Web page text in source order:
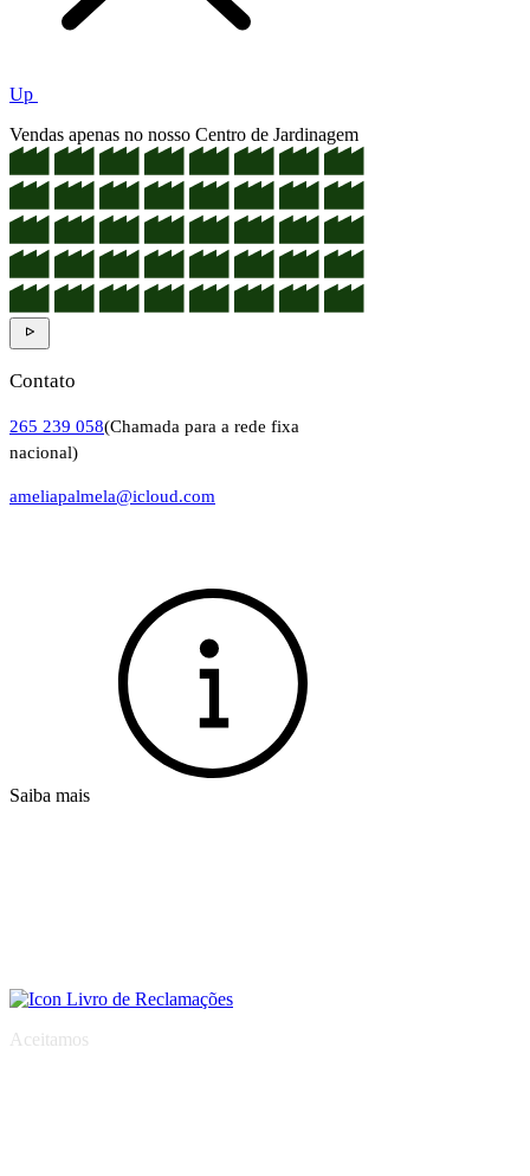
Up
Vendas apenas no nosso Centro de Jardinagem
Contato
265 239 058(Chamada para a rede fixa
nacional)
ameliapalmela@icloud.com
Saiba mais
Aceitamos